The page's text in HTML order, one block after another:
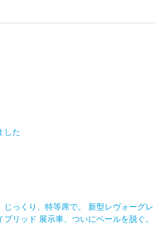
した
じっくり、特等席で。 新型レヴォーグレ
リッド 展示車、ついにベールを脱ぐ。